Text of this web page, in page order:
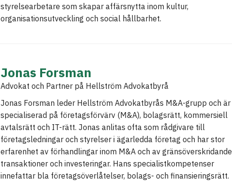
styrelsearbetare som skapar affärsnytta inom kultur,
organisationsutveckling och social hållbarhet.
Jonas Forsman
Advokat och Partner på Hellström Advokatbyrå
Jonas Forsman leder Hellström Advokatbyrås M&A-grupp och är
specialiserad på företagsförvärv (M&A), bolagsrätt, kommersiell
avtalsrätt och IT-rätt. Jonas anlitas ofta som rådgivare till
företagsledningar och styrelser i ägarledda företag och har stor
erfarenhet av förhandlingar inom M&A och av gränsöverskridande
transaktioner och investeringar. Hans specialistkompetenser
innefattar bla företagsöverlåtelser, bolags- och finansieringsrätt.